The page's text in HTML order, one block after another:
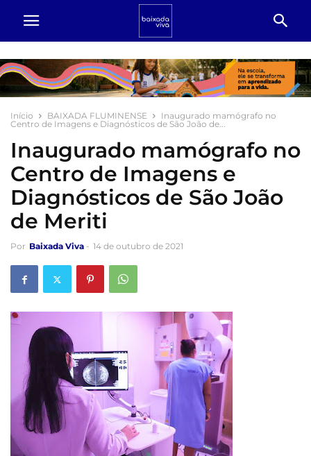
Início BAIXADA FLUMINENSE
Inaugurado mamógrafo no
Centro de Imagens e Diagnósticos de São João de...
Inaugurado mamógrafo no
Centro de Imagens e
Diagnósticos de São João
de Meriti
Por Baixada Viva - 14 de outubro de 2021